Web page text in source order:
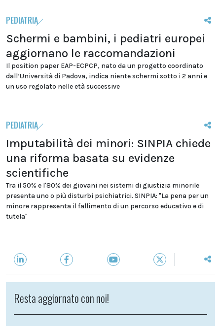
PEDIATRIA
Schermi e bambini, i pediatri europei
aggiornano le raccomandazioni
Il position paper EAP-ECPCP, nato da un progetto coordinato
dall’Università di Padova, indica niente schermi sotto i 2 anni e
un uso regolato nelle età successive
PEDIATRIA
Imputabilità dei minori: SINPIA chiede
una riforma basata su evidenze
scientifiche
Tra il 50% e l'80% dei giovani nei sistemi di giustizia minorile
presenta uno o più disturbi psichiatrici. SINPIA: "La pena per un
minore rappresenta il fallimento di un percorso educativo e di
tutela"
Resta aggiornato con noi!